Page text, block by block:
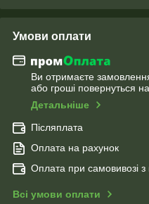
Умови оплати
Ви отримаєте
або гроші повернуться
Детальніше
Післяплата
Оплата на рахунок
Оплата при самовивозі
Всі умови оплати